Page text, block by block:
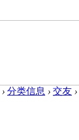
› 分类信息 › 交友 ›